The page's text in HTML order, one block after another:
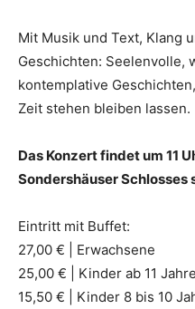
Mit Musik und Text, Klang
Geschichten: Seelenvolle,
kontemplative
Zeit stehen bleiben lassen.
Das Konzert findet um 11
Sondershäuser Schlosses
Eintritt mit Buffet:
27,00 € | Erwachsene
25,00 € | Kinder ab 11
15,50 € | Kinder 8 bis 10